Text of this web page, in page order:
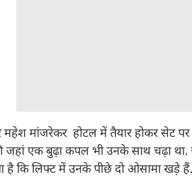
महेश मांजरेकर होटल में तैयार होकर सेट
जहां एक बुढ़ा कपल भी उनके साथ चढ़ा
है कि लिफ्ट में उनके पीछे दो ओसामा खड़े